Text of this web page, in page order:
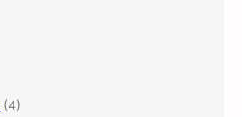
(4)